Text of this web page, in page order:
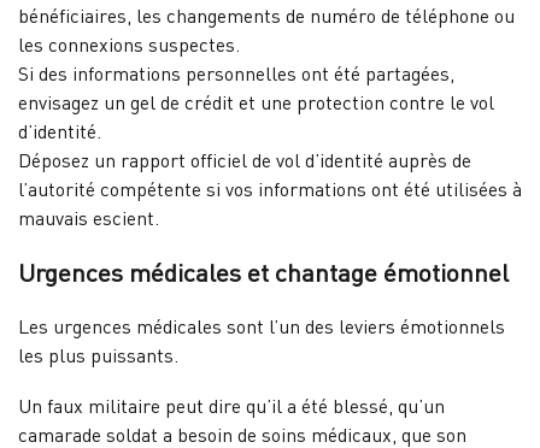
bénéficiaires, les changements de numéro de téléphone ou
les connexions suspectes.
Si des informations personnelles ont été partagées,
envisagez un gel de crédit et une protection contre le vol
d’identité.
Déposez un rapport officiel de vol d’identité auprès de
l’autorité compétente si vos informations ont été utilisées à
mauvais escient.
Urgences médicales et chantage émotionnel
Les urgences médicales sont l’un des leviers émotionnels
les plus puissants.
Un faux militaire peut dire qu’il a été blessé, qu’un
camarade soldat a besoin de soins médicaux, que son